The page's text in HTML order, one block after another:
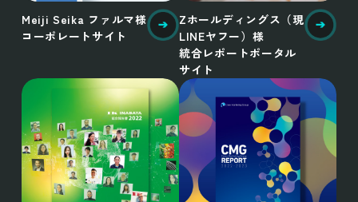
Meiji Seika ファルマ様
コーポレートサイト
Zホールディングス（現
LINEヤフー）様
統合レポートポータル
サイト